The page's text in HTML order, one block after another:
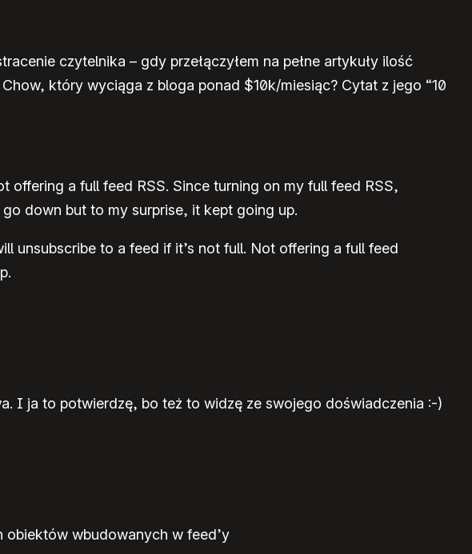
czytelnika – gdy przełączyłem na pełne artykuły ilość
który wyciąga z bloga ponad $10k/miesiąc? Cytat z jego “10
offering a full feed RSS. Since turning on my full feed RSS,
down but to my surprise, it kept going up.
unsubscribe to a feed if it’s not full. Not offering a full feed
I ja to potwierdzę, bo też to widzę ze swojego doświadczenia :-)
obiektów wbudowanych w feed’y